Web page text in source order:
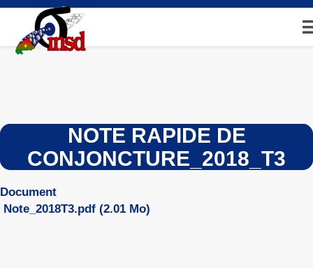
Aller
contenu
principal
NOTE RAPIDE DE
CONJONCTURE_2018_T3
Document
Note_2018T3.pdf (2.01 Mo)